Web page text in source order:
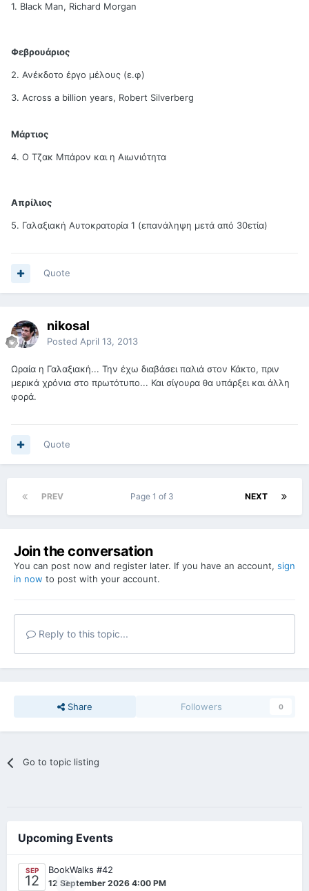
1. Black Man, Richard Morgan
Φεβρουάριος
2. Ανέκδοτο έργο μέλους (ε.φ)
3. Across a billion years, Robert Silverberg
Μάρτιος
4. Ο Τζακ Μπάρον και η Αιωνιότητα
Απρίλιος
5. Γαλαξιακή Αυτοκρατορία 1 (επανάληψη μετά από 30ετία)
Quote
nikosal
Posted April 13, 2013
Ωραία η Γαλαξιακή... Την έχω διαβάσει παλιά στον Κάκτο, πριν
μερικά χρόνια στο πρωτότυπο... Και σίγουρα θα υπάρξει και άλλη
φορά.
Quote
PREV NEXT
Page 1 of 3
Join the conversation
You can post now and register later. If you have an account, sign
in now to post with your account.
Reply to this topic...
Share Followers 0
Go to topic listing
Upcoming Events
SEP
12 0
BookWalks #42
12 September 2026 4:00 PM